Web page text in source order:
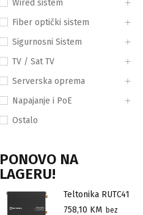
Wired sistem
Fiber optički sistem
Sigurnosni Sistem
TV / Sat TV
Serverska oprema
Napajanje i PoE
Ostalo
PONOVO NA
LAGERU!
Teltonika RUTC41
758,10 KM bez